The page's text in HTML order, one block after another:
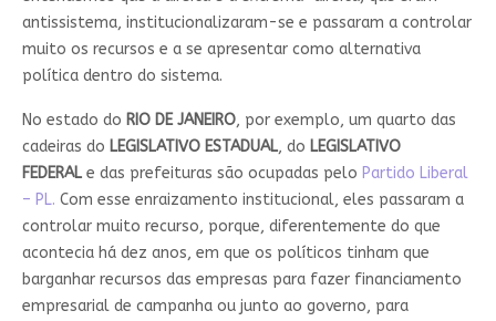
antissistema, institucionalizaram-se e passaram a controlar
muito os recursos e a se apresentar como alternativa
política dentro do sistema.
No estado do RIO DE JANEIRO, por exemplo, um quarto das
cadeiras do LEGISLATIVO ESTADUAL, do LEGISLATIVO
FEDERALe das prefeituras são ocupadas pelo Partido Liberal
– PL. Com esse enraizamento institucional, eles passaram a
controlar muito recurso, porque, diferentemente do que
acontecia há dez anos, em que os políticos tinham que
barganhar recursos das empresas para fazer financiamento
empresarial de campanha ou junto ao governo, para